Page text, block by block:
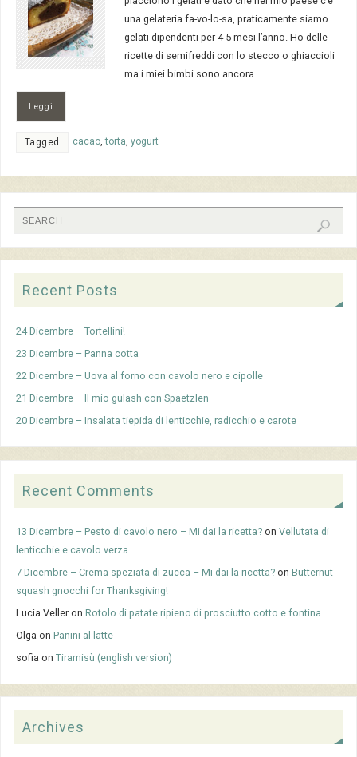
una gelateria fa-vo-lo-sa, praticamente siamo
gelati dipendenti per 4-5 mesi l’anno. Ho delle
ricette di semifreddi con lo stecco o ghiaccioli
ma i miei bimbi sono ancora…
Leggi
Tagged cacao,torta, yogurt
Recent Posts
24 Dicembre – Tortellini!
23 Dicembre – Panna cotta
22 Dicembre – Uova al forno con cavolo nero e cipolle
21 Dicembre – Il mio gulash con Spaetzlen
20 Dicembre – Insalata tiepida di lenticchie, radicchio e carote
Recent Comments
13 Dicembre – Pesto di cavolo nero – Mi dai la ricetta? onVellutata di
lenticchie e cavolo verza
7 Dicembre – Crema speziata di zucca – Mi dai la ricetta? onButternut
squash gnocchi for Thanksgiving!
Lucia Veller onRotolo di patate ripieno di prosciutto cotto e fontina
Olga onPanini al latte
sofia onTiramisù (english version)
Archives